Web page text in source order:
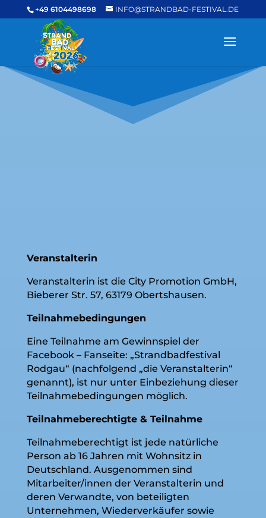
+49 6104498698 INFO@STRANDBAD-FESTIVAL.DE
Veranstalterin
Veranstalterin ist die City Promotion GmbH,
Bieberer Str. 57, 63179 Obertshausen.
Teilnahmebedingungen
Eine Teilnahme am Gewinnspiel der
Facebook – Fanseite: „Strandbadfestival
Rodgau“ (nachfolgend „die Veranstalterin“
genannt), ist nur unter Einbeziehung dieser
Teilnahmebedingungen möglich.
Teilnahmeberechtigte & Teilnahme
Teilnahmeberechtigt ist jede natürliche
Person ab 16 Jahren mit Wohnsitz in
Deutschland. Ausgenommen sind
Mitarbeiter/innen der Veranstalterin und
deren Verwandte, von beteiligten
Unternehmen, Wiederverkäufer sowie